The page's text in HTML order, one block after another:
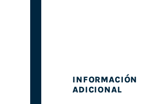
INFORMACIÓN
ADICIONAL